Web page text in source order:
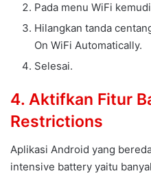
Pada menu WiFi
Hilangkan tanda
On WiFi Automatically.
Selesai.
4. Aktifkan Fitur
Restrictions
Aplikasi Android yang
intensive battery yaitu